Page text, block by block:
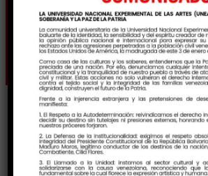
Etiqueta: